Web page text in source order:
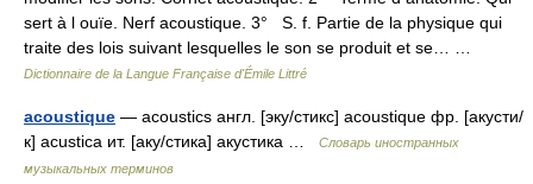
sert à l ouïe. Nerf acoustique. 3° S. f. Partie de la physique qui
traite des lois suivant lesquelles le son se produit et se… …
Dictionnaire de la Langue Française d'Émile Littré
acoustique — acoustics англ. [эку/стикс] acoustique фр. [акусти/
к] acustica ит. [аку/стика] акустика …
Словарь иностранных
музыкальных терминов